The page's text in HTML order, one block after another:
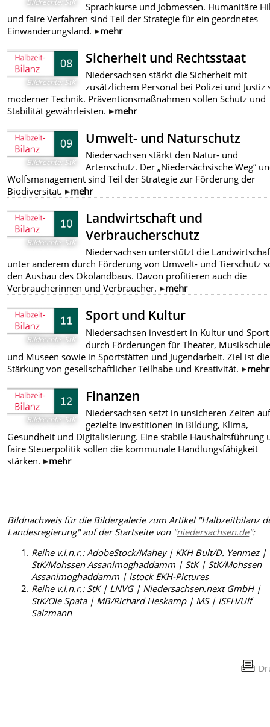
Sprachkurse und Jobmessen. Humanitäre
und faire Verfahren sind Teil der Strategie für ein geordnetes
Einwanderungsland.
mehr
Bildrechte: StK
Sicherheit und Rechtsstaat
Niedersachsen stärkt die Sicherheit mit
zusätzlichem Personal bei Polizei und Justiz
moderner Technik. Präventionsmaßnahmen sollen Schutz und
Stabilität gewährleisten.
mehr
Bildrechte: StK
Umwelt- und Naturschutz
Niedersachsen stärkt den Natur- und
Artenschutz. Der „Niedersächsische Weg“
Wolfsmanagement sind Teil der Strategie zur Förderung der
Biodiversität.
mehr
Bildrechte: StK
Landwirtschaft und
Verbraucherschutz
Niedersachsen unterstützt die
unter anderem durch Förderung von Umwelt- und Tierschutz
den Ausbau des Ökolandbaus. Davon profitieren auch die
Verbraucherinnen und Verbraucher.
mehr
Bildrechte: StK
Sport und Kultur
Niedersachsen investiert in Kultur und Sport
durch Förderungen für Theater,
und Museen sowie in Sportstätten und Jugendarbeit. Ziel ist die
Stärkung von gesellschaftlicher Teilhabe und Kreativität.
mehr
Bildrechte: StK
Finanzen
Niedersachsen setzt in unsicheren Zeiten auf
gezielte Investitionen in Bildung, Klima,
Gesundheit und Digitalisierung. Eine stabile Haushaltsführung
faire Steuerpolitik sollen die kommunale Handlungsfähigkeit
stärken.
mehr
Bildnachweis für die Bildergalerie zum Artikel "Halbzeitbilanz
Landesregierung" auf der Startseite von "niedersachsen.de":
Reihe v.l.n.r.: AdobeStock/Mahey | KKH Bult/D. Yenmez |
StK/Mohssen Assanimoghaddamm | StK | StK/Mohssen
Assanimoghaddamm | istock EKH-Pictures
Reihe v.l.n.r.: StK | LNVG | Niedersachsen.next GmbH |
StK/Ole Spata | MB/Richard Heskamp | MS | ISFH/Ulf
Salzmann